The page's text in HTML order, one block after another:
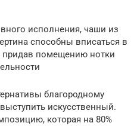
исполнения, чаши из
способны вписаться в
придав помещению нотки
благородному
искусственный.
которая на 80%